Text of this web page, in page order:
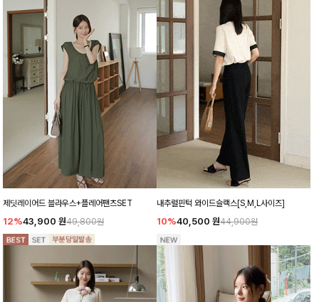
제딧레이어드 블라우스+플레어팬츠SET
12%43,900 원49,800원
내추럴핀턱 와이드슬랙스[S,M,L사이즈]
10%40,500 원44,900원